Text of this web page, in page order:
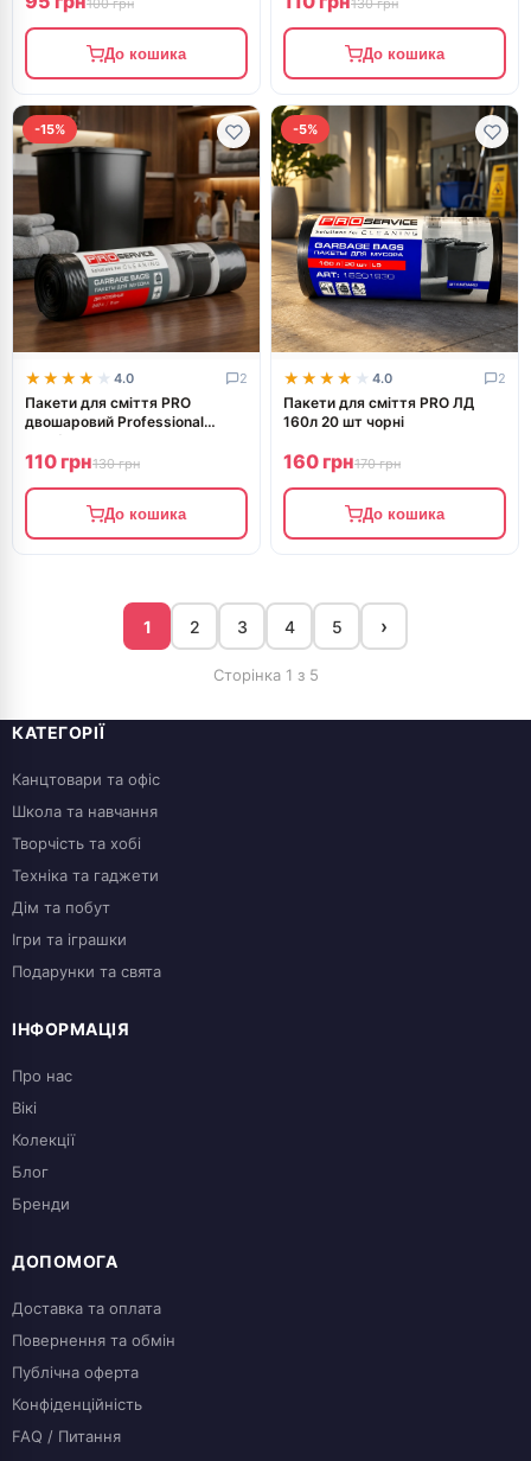
100 грн
До кошика
130 грн
До кошика
-15%
★★★★★
★★★★★ 4.0 2
Пакети для смiття PRO
двошаровий Professional
110 грн130 грн
До кошика
-5%
★★★★★
★★★★★ 4.0 2
Пакети для смiття PRO ЛД
160л 20 шт чорні
160 грн170 грн
До кошика
1 2 3 4 5 ›
Сторінка 1 з 5
КАТЕГОРІЇ
Канцтовари та офіс
Школа та навчання
Творчість та хобі
Техніка та гаджети
Дім та побут
Ігри та іграшки
Подарунки та свята
ІНФОРМАЦІЯ
Про нас
Вікі
Колекції
Блог
Бренди
ДОПОМОГА
Доставка та оплата
Повернення та обмін
Публічна оферта
Конфіденційність
FAQ / Питання